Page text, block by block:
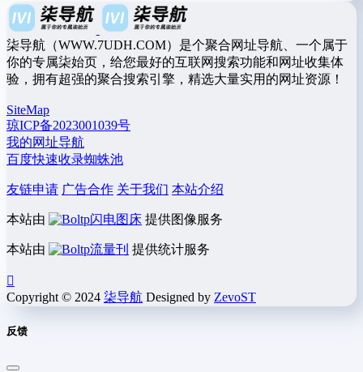
柒导航（WWW.7UDH.COM）是个聚合网址导航、一个属于
你的专属柒始页，给您最好的互联网搜索功能和网址收集体
验，拥有超强的聚合搜索引擎，精选大量实用的网址资源！
SiteMap
琼ICP备2023001039号
我的网址导航
百度快速收录蜘蛛池
友链申请 广告合作 关于我们 本站介绍
本站由 闪电图床 提供图像服务
本站由 流量刊 提供统计服务
Copyright © 2024 柒导航 Designed by ZevoST
反馈